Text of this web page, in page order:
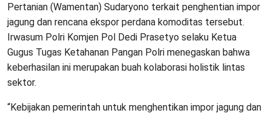
Pertanian (Wamentan) Sudaryono terkait penghentian impor
jagung dan rencana ekspor perdana komoditas tersebut.
Irwasum Polri Komjen Pol Dedi Prasetyo selaku Ketua
Gugus Tugas Ketahanan Pangan Polri menegaskan bahwa
keberhasilan ini merupakan buah kolaborasi holistik lintas
sektor.
“Kebijakan pemerintah untuk menghentikan impor jagung dan